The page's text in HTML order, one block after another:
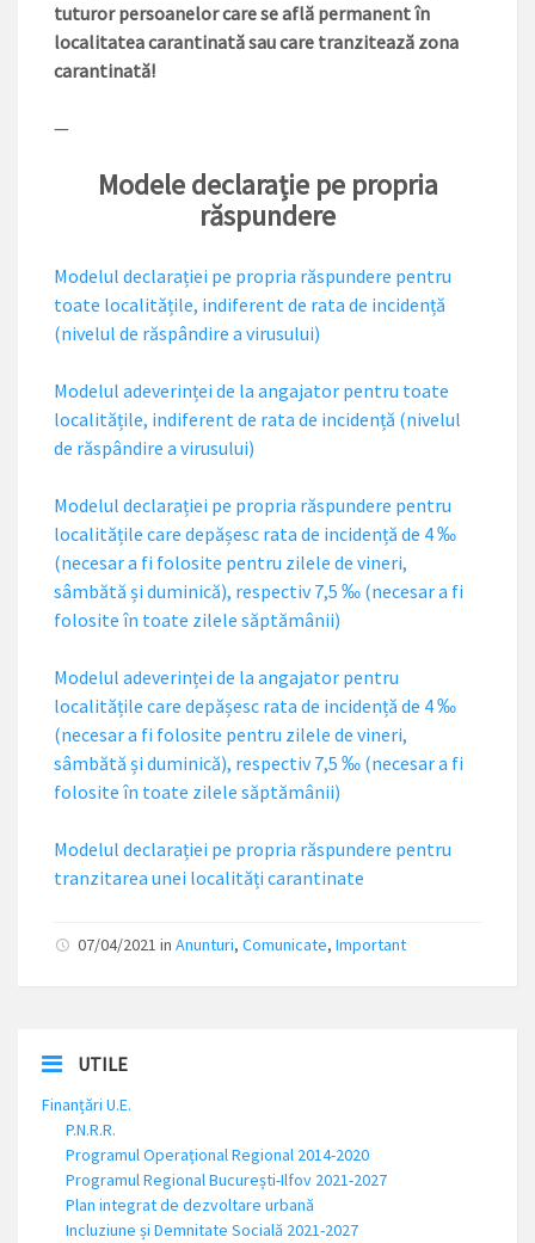
tuturor persoanelor care se află permanent în
localitatea carantinată sau care tranzitează zona
carantinată!
—
Modele declarație pe propria
răspundere
Modelul declarației pe propria răspundere pentru
toate localitățile, indiferent de rata de incidență
(nivelul de răspândire a virusului)
Modelul adeverinței de la angajator pentru toate
localitățile, indiferent de rata de incidență (nivelul
de răspândire a virusului)
Modelul declarației pe propria răspundere pentru
localitățile care depășesc rata de incidență de 4 ‰
(necesar a fi folosite pentru zilele de vineri,
sâmbătă și duminică), respectiv 7,5 ‰ (necesar a fi
folosite în toate zilele săptămânii)
Modelul adeverinței de la angajator pentru
localitățile care depășesc rata de incidență de 4 ‰
(necesar a fi folosite pentru zilele de vineri,
sâmbătă și duminică), respectiv 7,5 ‰ (necesar a fi
folosite în toate zilele săptămânii)
Modelul declarației pe propria răspundere pentru
tranzitarea unei localități carantinate
07/04/2021 in Anunturi, Comunicate, Important
UTILE
Finanțări U.E.
P.N.R.R.
Programul Operațional Regional 2014-2020
Programul Regional București-Ilfov 2021-2027
Plan integrat de dezvoltare urbană
Incluziune și Demnitate Socială 2021-2027